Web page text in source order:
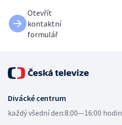
Otevřít
kontaktní
formulář
Divácké centrum
každý všední den:8:00—16:00 hodin